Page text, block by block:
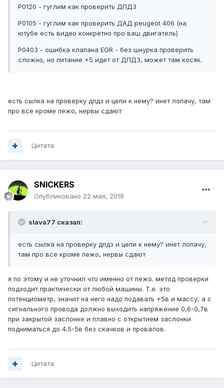
Р0120 - гуглим как проверить ДПДЗ
Р0105 - гуглим как проверить ДАД peugeot 406 (на
ютубе есть видео конкретно про ваш двигатель)
Р0403 - ошибка клапана EGR - без шнурка проверить
сложно, но питание +5 идет от ДПДЗ, может там косяк.
есть сылка на проверку дпдз и цепи к нему? инет лопачу, там
про все кроме пежо, нервы сдают
Цитата
SNICKERS
Опубликовано 22 мая, 2018
slava77 сказал:
есть сылка на проверку дпдз и цепи к нему? инет лопачу,
там про все кроме пежо, нервы сдают
я по этому и не уточнил что именно от пежо. метод проверки
подходит практически от любой машины. Т.е. это
потенциометр, значит на него надо подавать +5в и массу, а с
сигнального провода должно выходить напряжение 0,6-0,7в
при закрытой заслонке и плавно с открытием заслонки
подниматься до 4.5-5в без скачков и провалов.
Цитата